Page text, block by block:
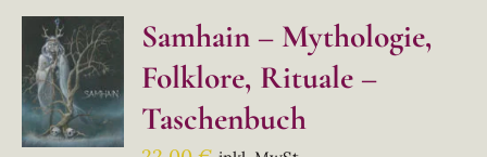
Samhain – Mythologie,
Folklore, Rituale –
Taschenbuch